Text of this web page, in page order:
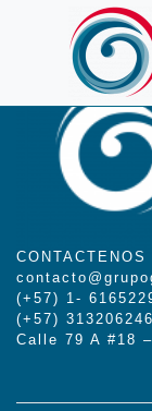
CONTACTENOS
(+57) 1-
(+57)
Calle 79 A #18